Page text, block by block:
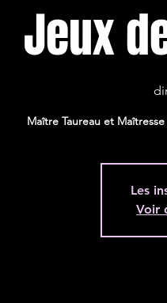
Jeux
Maître Taureau et
Les
Voir